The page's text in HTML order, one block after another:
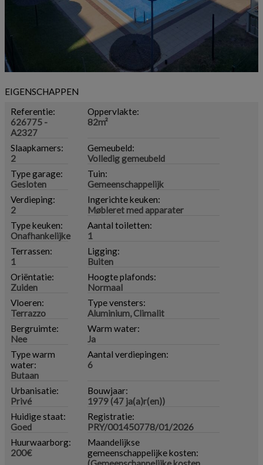
EIGENSCHAPPEN
Referentie:
626775 -
A2327
Oppervlakte:
82m²
Slaapkamers:
2
Gemeubeld:
Volledig gemeubeld
Type garage:
Gesloten
Tuin:
Gemeenschappelijk
Verdieping:
2
Ingerichte keuken:
Møbleret med apparater
Type keuken:
Onafhankelijke
Aantal toiletten:
1
Terrassen:
1
Ligging:
Buiten
Oriëntatie:
Zuiden
Hoogte plafonds:
Normaal
Vloeren:
Terrazzo
Type vensters:
Aluminium, Climalit
Bergruimte:
Nee
Warm water:
Ja
Type warm
water:
Butaan
Aantal verdiepingen:
6
Urbanisatie:
Privé
Bouwjaar:
1979 (47 ja(a)r(en))
Huidige staat:
Goed
Registratie:
PRY/001450778/01/2026
Huurwaarborg:
200€
Maandelijkse
gemeenschappelijke kosten: